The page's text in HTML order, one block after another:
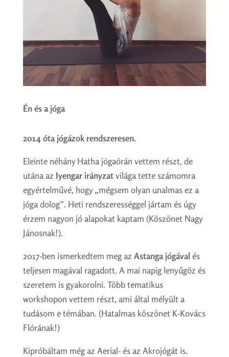
Én és a jóga
2014 óta jógázok rendszeresen.
Eleinte néhány Hatha jógaórán vettem részt, de
utána az Iyengar irányzatvilága tette számomra
egyértelművé, hogy „mégsem olyan unalmas ez a
jóga dolog”. Heti rendszerességgel jártam és úgy
érzem nagyon jó alapokat kaptam (Köszönet Nagy
Jánosnak!).
2017-ben ismerkedtem meg az Astanga jógával és
teljesen magával ragadott. A mai napig lenyűgöz és
szeretem is gyakorolni. Több tematikus
workshopon vettem részt, ami által mélyült a
tudásom e témában. (Hatalmas köszönet K-Kovács
Flórának!)
Kipróbáltam még az Aerial- és az Akrojógát is.